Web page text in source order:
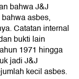
bahwa J&J
asbes,
Catatan internal
bukti lain
1971 hingga
jadi J&J
kecil asbes.